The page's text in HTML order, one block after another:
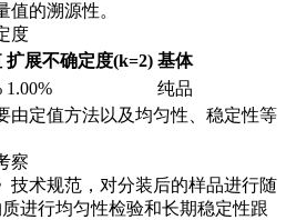
的溯源性。
度
扩展不确定度(k=2) 基体
1.00%
纯品
由定值方法以及均匀性、稳定性等
察
技术规范，对分装后的样品进行随
进行均匀性检验和长期稳定性跟